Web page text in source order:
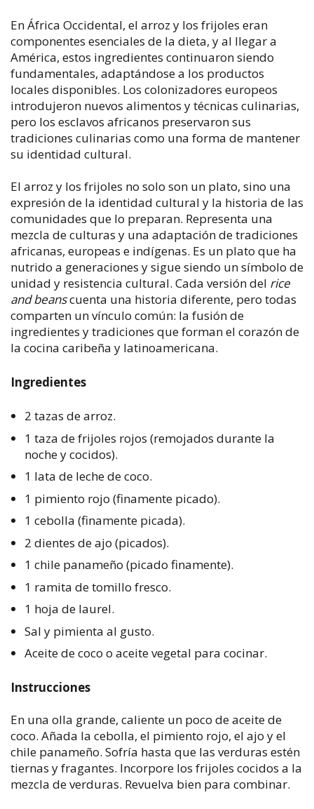
En África Occidental, el arroz y los frijoles eran
componentes esenciales de la dieta, y al llegar a
América, estos ingredientes continuaron siendo
fundamentales, adaptándose a los productos
locales disponibles. Los colonizadores europeos
introdujeron nuevos alimentos y técnicas culinarias,
pero los esclavos africanos preservaron sus
tradiciones culinarias como una forma de mantener
su identidad cultural.
El arroz y los frijoles no solo son un plato, sino una
expresión de la identidad cultural y la historia de las
comunidades que lo preparan. Representa una
mezcla de culturas y una adaptación de tradiciones
africanas, europeas e indígenas. Es un plato que ha
nutrido a generaciones y sigue siendo un símbolo de
unidad y resistencia cultural. Cada versión del rice
and beanscuenta una historia diferente, pero todas
comparten un vínculo común: la fusión de
ingredientes y tradiciones que forman el corazón de
la cocina caribeña y latinoamericana.
Ingredientes
2 tazas de arroz.
1 taza de frijoles rojos (remojados durante la
noche y cocidos).
1 lata de leche de coco.
1 pimiento rojo (finamente picado).
1 cebolla (finamente picada).
2 dientes de ajo (picados).
1 chile panameño (picado finamente).
1 ramita de tomillo fresco.
1 hoja de laurel.
Sal y pimienta al gusto.
Aceite de coco o aceite vegetal para cocinar.
Instrucciones
En una olla grande, caliente un poco de aceite de
coco. Añada la cebolla, el pimiento rojo, el ajo y el
chile panameño. Sofría hasta que las verduras estén
tiernas y fragantes. Incorpore los frijoles cocidos a la
mezcla de verduras. Revuelva bien para combinar.